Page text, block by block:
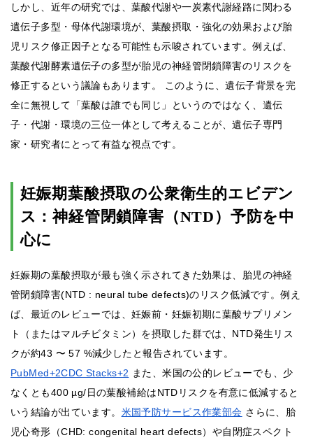
しかし、近年の研究では、葉酸代謝や一炭素代謝経路に関わる
遺伝子多型・母体代謝環境が、葉酸摂取・強化の効果および胎
児リスク修正因子となる可能性も示唆されています。例えば、
葉酸代謝酵素遺伝子の多型が胎児の神経管閉鎖障害のリスクを
修正するという議論もあります。 このように、遺伝子背景を完
全に無視して「葉酸は誰でも同じ」というのではなく、遺伝
子・代謝・環境の三位一体として考えることが、遺伝子専門
家・研究者にとって有益な視点です。
妊娠期葉酸摂取の公衆衛生的エビデン
ス：神経管閉鎖障害（NTD）予防を中
心に
妊娠期の葉酸摂取が最も強く示されてきた効果は、胎児の神経
管閉鎖障害(NTD : neural tube defects)のリスク低減です。例え
ば、最近のレビューでは、妊娠前・妊娠初期に葉酸サプリメン
ト（またはマルチビタミン）を摂取した群では、NTD発生リス
クが約43 〜 57 %減少したと報告されています。
PubMed+2CDC Stacks+2 また、米国の公的レビューでも、少
なくとも400 µg/日の葉酸補給はNTDリスクを有意に低減すると
いう結論が出ています。 米国予防サービス作業部会 さらに、胎
児心奇形（CHD: congenital heart defects）や自閉症スペクト